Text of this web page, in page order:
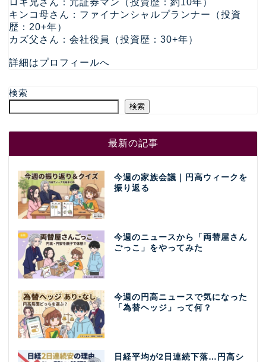
ロキ兄さん：元証券マン（投資歴：約10年）
キンコ母さん：ファイナンシャルプランナー（投資
歴：20+年）
カズ父さん：会社役員（投資歴：30+年）
詳細はプロフィールへ
検索
検索
最新の記事
今週の家族会議｜円高ウィークを
振り返る
今週のニュースから「両替屋さん
ごっこ」をやってみた
今週の円高ニュースで気になった
「為替ヘッジ」って何？
日経平均が2日連続下落…円高シ